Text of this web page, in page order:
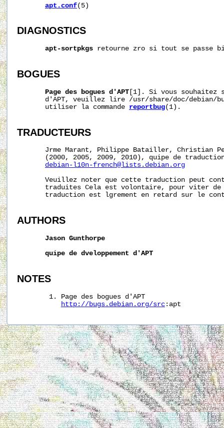
apt.conf(5)
DIAGNOSTICS
apt-sortpkgs retourne zro si tout se passe
BOGUES
Page des bogues d'APT [1]. Si vous souhaitez
d'APT, veuillez lire /usr/share/doc/debian/
       utiliser la commande
reportbug(1).
TRADUCTEURS
Jrme Marant, Philippe Batailler, Christian
(2000, 2005, 2009, 2010), quipe de
debian-l10n-french@lists.debian.org
Veuillez noter que cette traduction peut
traduites Cela est volontaire, pour viter
traduction est lgrement en retard sur le
AUTHORS
Jason Gunthorpe
quipe de dveloppement d'APT
NOTES
        1. Page des bogues d'APT
http://bugs.debian.org/src